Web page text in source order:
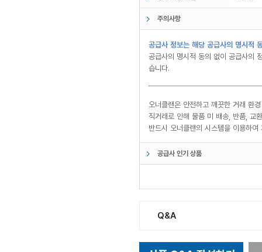
주의사항
공급사 정보는 해당 공급사의 명시적
공급사의 명시적 동의 없이 공급사의
습니다.
오너클랜은 안전하고 깨끗한 거래 환
직거래로 인해 물품 미 배송, 반품, 교
반드시 오너클랜의 시스템을 이용하
공급사 인기 상품
Q&A